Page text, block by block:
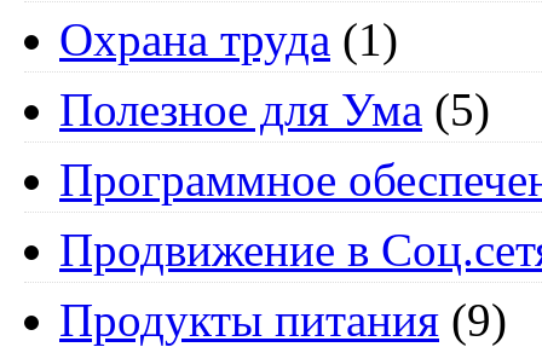
Охрана труда (1)
Полезное для Ума (5)
Программное
Продвижение в
Продукты питания (9)